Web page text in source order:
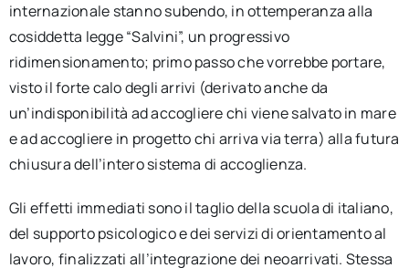
internazionale stanno subendo, in ottemperanza alla
cosiddetta legge “Salvini”, un progressivo
ridimensionamento; primo passo che vorrebbe portare,
visto il forte calo degli arrivi (derivato anche da
un’indisponibilità ad accogliere chi viene salvato in mare
e ad accogliere in progetto chi arriva via terra) alla futura
chiusura dell’intero sistema di accoglienza.
Gli effetti immediati sono il taglio della scuola di italiano,
del supporto psicologico e dei servizi di orientamento al
lavoro, finalizzati all’integrazione dei neoarrivati. Stessa